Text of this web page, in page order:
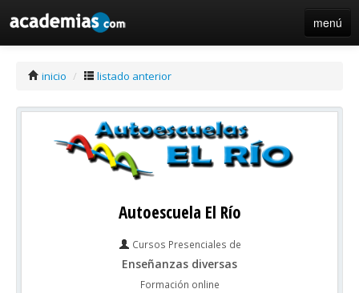
menú
inicio / listado anterior
Autoescuela El Río
Cursos Presenciales de
Enseñanzas diversas
Formación online